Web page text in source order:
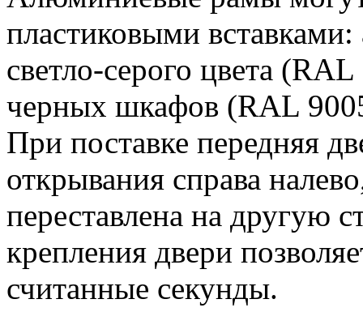
пластиковыми
светло-серого цвета
черных шкафов (RAL
При поставке передняя
открывания справа
переставлена на другую
крепления двери
считанные секунды.